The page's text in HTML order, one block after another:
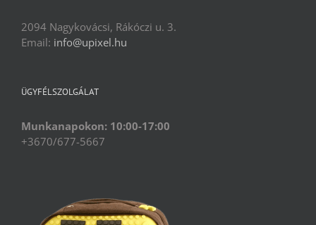
2094 Nagykovácsi, Rákóczi u. 3.
Email: info@upixel.hu
ÜGYFÉLSZOLGÁLAT
Munkanapokon: 10:00-17:00
+3670/677-5667